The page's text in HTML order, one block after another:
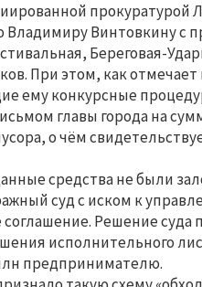
прокуратурой
Винтовкину с
Береговая-
При этом, как
ему конкурсные
главы города на
о чём
средства не были
суд с иском к
Решение суда
исполнительного
предпринимателю.